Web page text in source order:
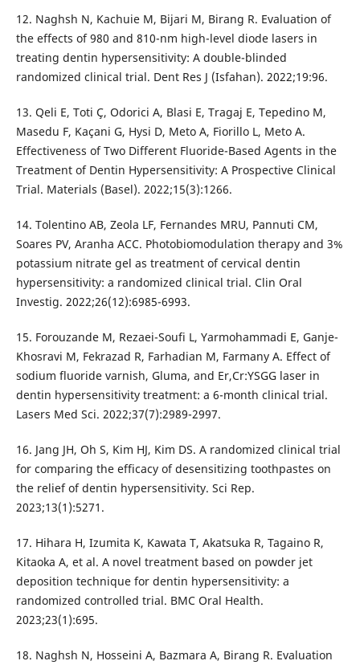
12. Naghsh N, Kachuie M, Bijari M, Birang R. Evaluation of
the effects of 980 and 810-nm high-level diode lasers in
treating dentin hypersensitivity: A double-blinded
randomized clinical trial. Dent Res J (Isfahan). 2022;19:96.
13. Qeli E, Toti Ç, Odorici A, Blasi E, Tragaj E, Tepedino M,
Masedu F, Kaçani G, Hysi D, Meto A, Fiorillo L, Meto A.
Effectiveness of Two Different Fluoride-Based Agents in the
Treatment of Dentin Hypersensitivity: A Prospective Clinical
Trial. Materials (Basel). 2022;15(3):1266.
14. Tolentino AB, Zeola LF, Fernandes MRU, Pannuti CM,
Soares PV, Aranha ACC. Photobiomodulation therapy and 3%
potassium nitrate gel as treatment of cervical dentin
hypersensitivity: a randomized clinical trial. Clin Oral
Investig. 2022;26(12):6985-6993.
15. Forouzande M, Rezaei-Soufi L, Yarmohammadi E, Ganje-
Khosravi M, Fekrazad R, Farhadian M, Farmany A. Effect of
sodium fluoride varnish, Gluma, and Er,Cr:YSGG laser in
dentin hypersensitivity treatment: a 6-month clinical trial.
Lasers Med Sci. 2022;37(7):2989-2997.
16. Jang JH, Oh S, Kim HJ, Kim DS. A randomized clinical trial
for comparing the efficacy of desensitizing toothpastes on
the relief of dentin hypersensitivity. Sci Rep.
2023;13(1):5271.
17. Hihara H, Izumita K, Kawata T, Akatsuka R, Tagaino R,
Kitaoka A, et al. A novel treatment based on powder jet
deposition technique for dentin hypersensitivity: a
randomized controlled trial. BMC Oral Health.
2023;23(1):695.
18. Naghsh N, Hosseini A, Bazmara A, Birang R. Evaluation